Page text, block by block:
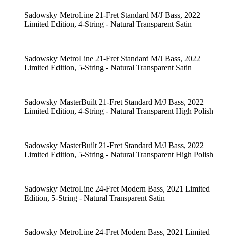
Sadowsky MetroLine 21-Fret Standard M/J Bass, 2022
Limited Edition, 4-String - Natural Transparent Satin
Sadowsky MetroLine 21-Fret Standard M/J Bass, 2022
Limited Edition, 5-String - Natural Transparent Satin
Sadowsky MasterBuilt 21-Fret Standard M/J Bass, 2022
Limited Edition, 4-String - Natural Transparent High Polish
Sadowsky MasterBuilt 21-Fret Standard M/J Bass, 2022
Limited Edition, 5-String - Natural Transparent High Polish
Sadowsky MetroLine 24-Fret Modern Bass, 2021 Limited
Edition, 5-String - Natural Transparent Satin
Sadowsky MetroLine 24-Fret Modern Bass, 2021 Limited